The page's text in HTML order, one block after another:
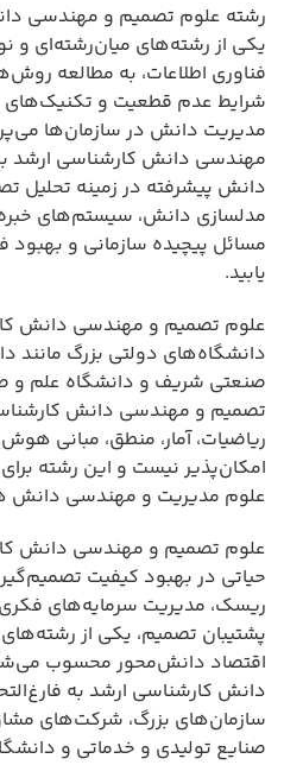
رشته علوم تصمیم و مهندسی
یکی از رشته‌های میان‌رشته‌ای و
فناوری اطلاعات، به مطالعه
شرایط عدم قطعیت و تکنیک‌های
مدیریت دانش در سازمان‌ها
مهندسی دانش کارشناسی ارشد
دانش پیشرفته در زمینه تحلیل
مدلسازی دانش، سیستم‌های
مسائل پیچیده سازمانی و
یابید.
علوم تصمیم و مهندسی دانش
دانشگاه‌های دولتی بزرگ مانند
صنعتی شریف و دانشگاه علم
تصمیم و مهندسی دانش
ریاضیات، آمار، منطق، مبانی
امکان‌پذیر نیست و این رشته
علوم مدیریت و مهندسی دانش
علوم تصمیم و مهندسی دانش
حیاتی در بهبود کیفیت
ریسک، مدیریت سرمایه‌های
پشتیبان تصمیم، یکی از رشته‌های
اقتصاد دانش‌محور محسوب
دانش کارشناسی ارشد به
سازمان‌های بزرگ، شرکت‌های
صنایع تولیدی و خدماتی و